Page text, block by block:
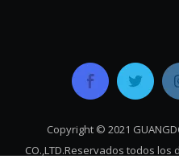
Copyright © 2021
CO.,LTD.Reservados todos los